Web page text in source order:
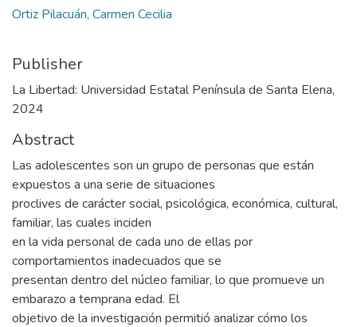
Ortiz Pilacuán, Carmen Cecilia
Publisher
La Libertad: Universidad Estatal Península de Santa Elena,
2024
Abstract
Las adolescentes son un grupo de personas que están
expuestos a una serie de situaciones
proclives de carácter social, psicológica, económica, cultural,
familiar, las cuales inciden
en la vida personal de cada uno de ellas por
comportamientos inadecuados que se
presentan dentro del núcleo familiar, lo que promueve un
embarazo a temprana edad. El
objetivo de la investigación permitió analizar cómo los